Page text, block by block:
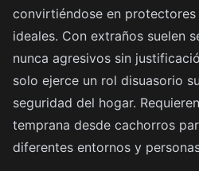
convirtiéndose en
ideales. Con extraños suelen
nunca agresivos sin
solo ejerce un rol disuasorio
seguridad del hogar.
temprana desde cachorros
diferentes entornos y